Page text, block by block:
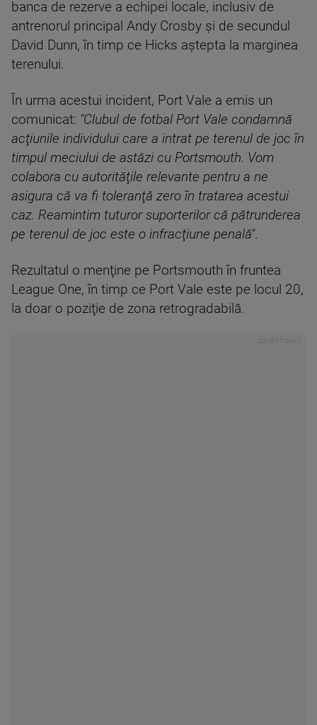
banca de rezerve a echipei locale, inclusiv de
antrenorul principal Andy Crosby şi de secundul
David Dunn, în timp ce Hicks aştepta la marginea
terenului.
În urma acestui incident, Port Vale a emis un
comunicat: "Clubul de fotbal Port Vale condamnă
acţiunile individului care a intrat pe terenul de joc în
timpul meciului de astăzi cu Portsmouth. Vom
colabora cu autorităţile relevante pentru a ne
asigura că va fi toleranţă zero în tratarea acestui
caz. Reamintim tuturor suporterilor că pătrunderea
pe terenul de joc este o infracţiune penală".
Rezultatul o menţine pe Portsmouth în fruntea
League One, în timp ce Port Vale este pe locul 20,
la doar o poziţie de zona retrogradabilă.